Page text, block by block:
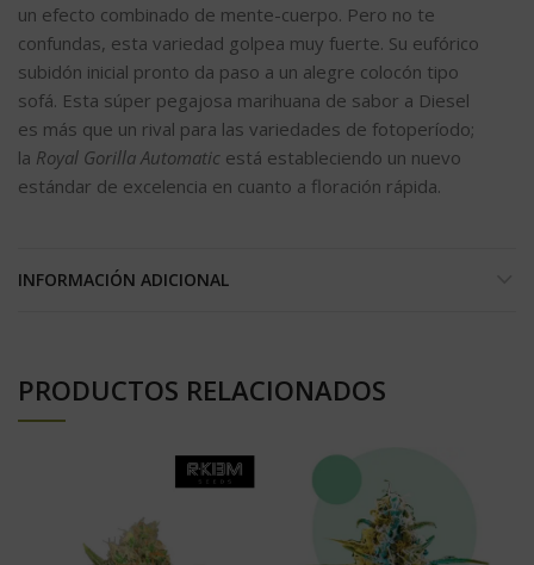
un efecto combinado de mente-cuerpo. Pero no te
confundas, esta variedad golpea muy fuerte. Su eufórico
subidón inicial pronto da paso a un alegre colocón tipo
sofá. Esta súper pegajosa marihuana de sabor a Diesel
es más que un rival para las variedades de fotoperíodo;
la Royal Gorilla Automatic está estableciendo un nuevo
estándar de excelencia en cuanto a floración rápida.
INFORMACIÓN ADICIONAL
PRODUCTOS RELACIONADOS